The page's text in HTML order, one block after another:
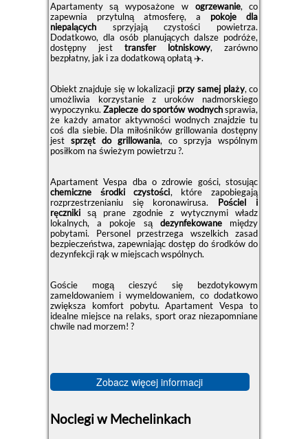
Apartamenty są wyposażone w ogrzewanie, co
zapewnia przytulną atmosferę, a pokoje dla
niepalącychsprzyjają czystości powietrza.
Dodatkowo, dla osób planujących dalsze podróże,
dostępny jest transfer lotniskowy, zarówno
bezpłatny, jak i za dodatkową opłatą ✈️.
Obiekt znajduje się w lokalizacji przy samej plaży, co
umożliwia korzystanie z uroków nadmorskiego
wypoczynku.Zaplecze do sportów wodnychsprawia,
że każdy amator aktywności wodnych znajdzie tu
coś dla siebie. Dla miłośników grillowania dostępny
jest sprzęt do grillowania, co sprzyja wspólnym
posiłkom na świeżym powietrzu ?.
Apartament Vespa dba o zdrowie gości, stosując
chemiczne środki czystości, które zapobiegają
rozprzestrzenianiu się koronawirusa. Pościel i
ręcznikisą prane zgodnie z wytycznymi władz
lokalnych, a pokoje są dezynfekowanemiędzy
pobytami. Personel przestrzega wszelkich zasad
bezpieczeństwa, zapewniając dostęp do środków do
dezynfekcji rąk w miejscach wspólnych.
Goście mogą cieszyć się bezdotykowym
zameldowaniem i wymeldowaniem, co dodatkowo
zwiększa komfort pobytu. Apartament Vespa to
idealne miejsce na relaks, sport oraz niezapomniane
chwile nad morzem! ?
Zobacz więcej informacji
Noclegi w Mechelinkach